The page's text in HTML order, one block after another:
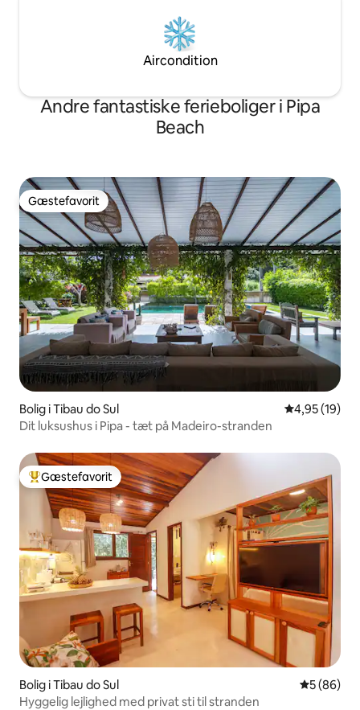
Aircondition
Andre fantastiske ferieboliger i Pipa
Beach
Gæstefavorit
Gæstefavorit
Bolig i Tibau do Sul 4,95 ud af 5
4,95 (19)
Dit luksushus i Pipa - tæt på Madeiro-stranden
Bedste gæstefavorit
Gæstefavorit
Bolig i Tibau do Sul 5 ud af 5 i
5 (86)
Hyggelig lejlighed med privat sti til stranden